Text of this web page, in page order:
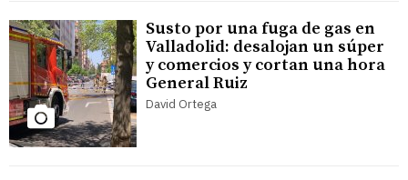
Susto por una fuga de gas en
Valladolid: desalojan un súper
y comercios y cortan una hora
General Ruiz
David Ortega